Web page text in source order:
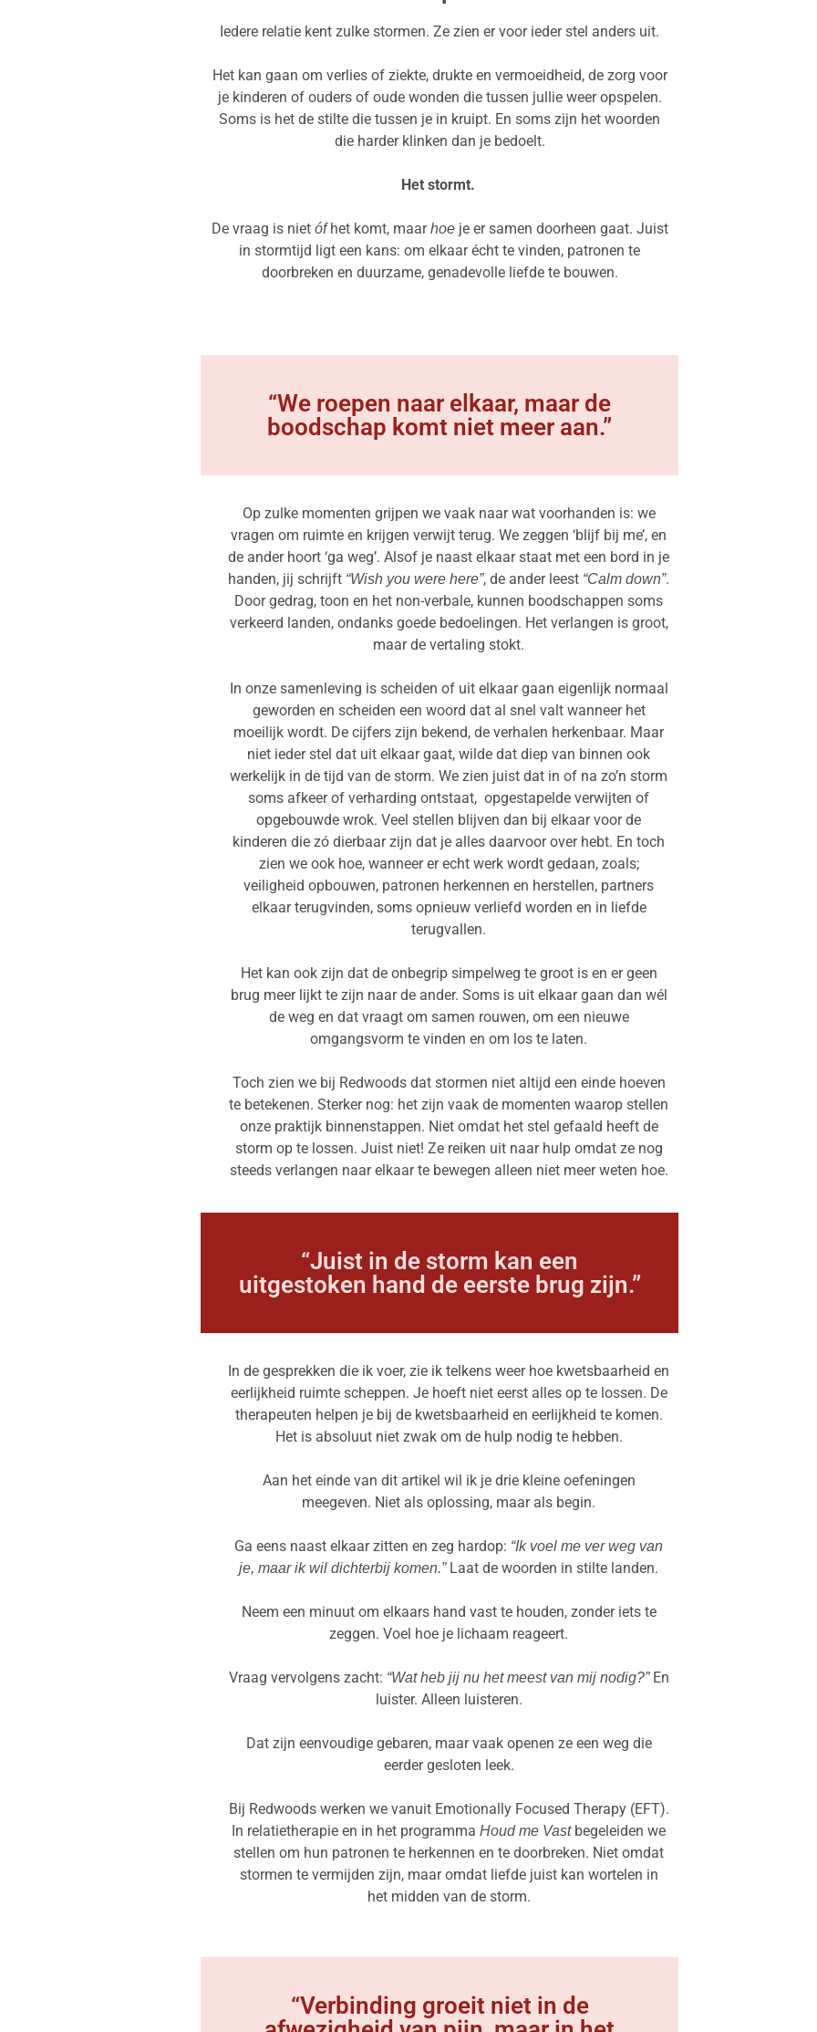
Iedere relatie kent zulke stormen. Ze zien er voor ieder stel anders uit.
Het kan gaan om verlies of ziekte, drukte en vermoeidheid, de zorg voor
je kinderen of ouders of oude wonden die tussen jullie weer opspelen.
Soms is het de stilte die tussen je in kruipt. En soms zijn het woorden
die harder klinken dan je bedoelt.
Het stormt.
De vraag is niet ófhet komt, maarhoeje er samen doorheen gaat. Juist
in stormtijd ligt een kans: om elkaar écht te vinden, patronen te
doorbreken en duurzame, genadevolle liefde te bouwen.
“We roepen naar elkaar, maar de
boodschap komt niet meer aan.”
Op zulke momenten grijpen we vaak naar wat voorhanden is: we
vragen om ruimte en krijgen verwijt terug. We zeggen ‘blijf bij me’, en
de ander hoort ‘ga weg’. Alsof je naast elkaar staat met een bord in je
handen, jij schrijft “Wish you were here”, de ander leest “Calm down”.
Door gedrag, toon en het non-verbale, kunnen boodschappen soms
verkeerd landen, ondanks goede bedoelingen. Het verlangen is groot,
maar de vertaling stokt.
In onze samenleving is scheiden of uit elkaar gaan eigenlijk normaal
geworden en scheiden een woord dat al snel valt wanneer het
moeilijk wordt. De cijfers zijn bekend, de verhalen herkenbaar. Maar
niet ieder stel dat uit elkaar gaat, wilde dat diep van binnen ook
werkelijk in de tijd van de storm. We zien juist dat in of na zo’n storm
soms afkeer of verharding ontstaat, opgestapelde verwijten of
opgebouwde wrok. Veel stellen blijven dan bij elkaar voor de
kinderen die zó dierbaar zijn dat je alles daarvoor over hebt. En toch
zien we ook hoe, wanneer erecht werkwordt gedaan, zoals;
veiligheid opbouwen, patronen herkennen en herstellen, partners
elkaar terugvinden, soms opnieuw verliefd worden en in liefde
terugvallen.
Het kan ook zijn dat de onbegrip simpelweg te groot is en er geen
brug meer lijkt te zijn naar de ander. Soms is uit elkaar gaan dan wél
de weg en dat vraagt om samen rouwen, om een nieuwe
omgangsvorm te vinden en om los te laten.
Toch zien we bij Redwoods dat stormen niet altijd een einde hoeven
te betekenen. Sterker nog: het zijn vaak de momenten waarop stellen
onze praktijk binnenstappen. Niet omdat het stel gefaald heeft de
storm op te lossen. Juist niet! Ze reiken uit naar hulp omdat ze nog
steeds verlangen naar elkaar te bewegen alleen niet meer weten hoe.
“Juist in de storm kan een
uitgestoken hand de eerste brug zijn.”
In de gesprekken die ik voer, zie ik telkens weer hoe kwetsbaarheid en
eerlijkheid ruimte scheppen. Je hoeft niet eerst alles op te lossen. De
therapeuten helpen je bij de kwetsbaarheid en eerlijkheid te komen.
Het is absoluut niet zwak om de hulp nodig te hebben.
Aan het einde van dit artikel wil ik je drie kleine oefeningen
meegeven. Niet als oplossing, maar als begin.
Ga eens naast elkaar zitten en zeg hardop: “Ik voel me ver weg van
je, maar ik wil dichterbij komen.”Laat de woorden in stilte landen.
Neem een minuut om elkaars hand vast te houden, zonder iets te
zeggen. Voel hoe je lichaam reageert.
Vraag vervolgens zacht: “Wat heb jij nu het meest van mij nodig?”En
luister. Alleen luisteren.
Dat zijn eenvoudige gebaren, maar vaak openen ze een weg die
eerder gesloten leek.
Bij Redwoods werken we vanuit Emotionally Focused Therapy (EFT).
In relatietherapie en in het programmaHoud me Vastbegeleiden we
stellen om hun patronen te herkennen en te doorbreken. Niet omdat
stormen te vermijden zijn, maar omdat liefde juist kan wortelen in
het midden van de storm.
“Verbinding groeit niet in de